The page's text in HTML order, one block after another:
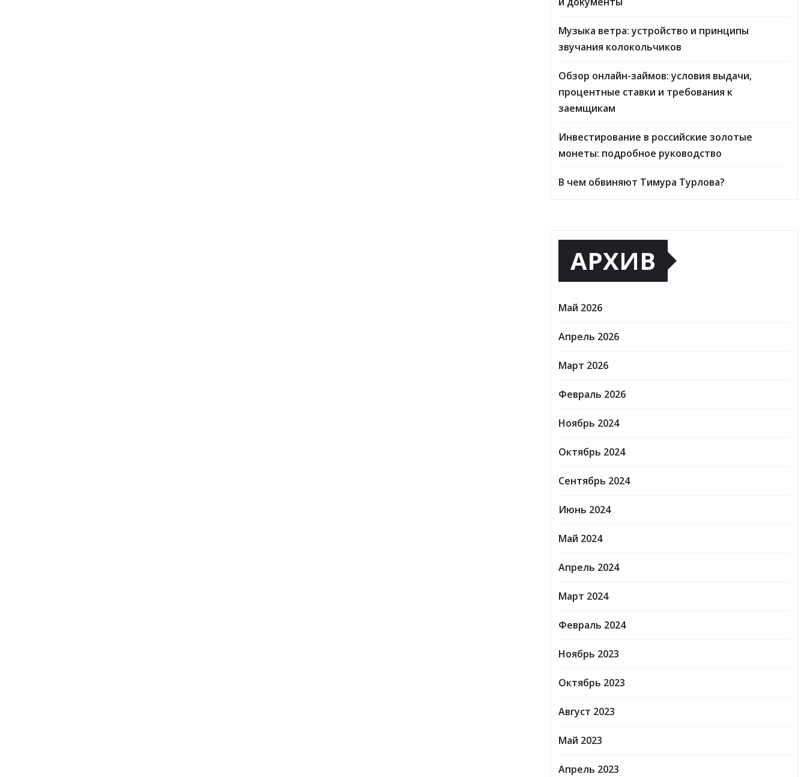
Музыка ветра: устройство и принципы
звучания колокольчиков
Обзор онлайн-займов: условия выдачи,
процентные ставки и требования к
заемщикам
Инвестирование в российские золотые
монеты: подробное руководство
В чем обвиняют Тимура Турлова?
АРХИВ
Май 2026
Апрель 2026
Март 2026
Февраль 2026
Ноябрь 2024
Октябрь 2024
Сентябрь 2024
Июнь 2024
Май 2024
Апрель 2024
Март 2024
Февраль 2024
Ноябрь 2023
Октябрь 2023
Август 2023
Май 2023
Апрель 2023